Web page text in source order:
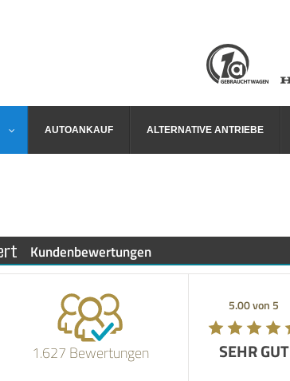
AUTOANKAUF ALTERNATIVE ANTRIEBE
Kundenbewertungen
1.627 Bewertungen
5.00 von 5
SEHR GUT